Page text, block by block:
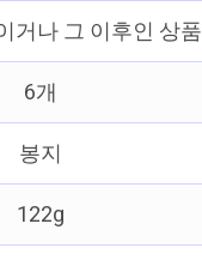
거나 그 이후인 상품
6개
봉지
122g